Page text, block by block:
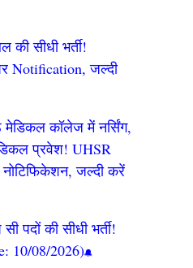
की सीधी भर्ती!
Notification, जल्दी
मेडिकल कॉलेज में नर्सिंग,
प्रवेश! UHSR
नोटिफिकेशन, जल्दी करें
पदों की सीधी भर्ती!
10/08/2026)